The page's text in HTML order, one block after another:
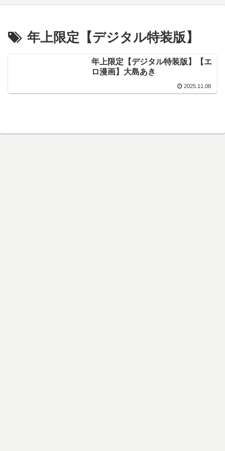
年上限定【デジタル特装版】
年上限定【デジタル特装版】【エ
ロ漫画】大島あき
2025.11.08